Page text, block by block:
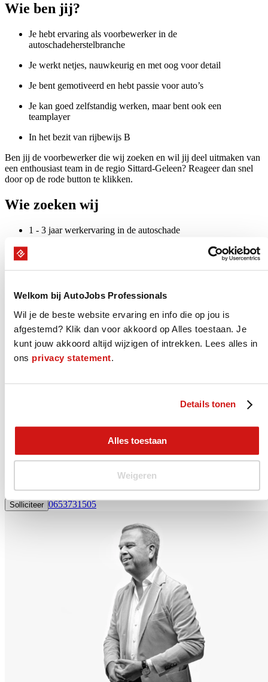
Welkom bij AutoJobs Professionals
Wil je de beste website ervaring en info die op jou is
afgestemd? Klik dan voor akkoord op Alles toestaan. Je
kunt jouw akkoord altijd wijzigen of intrekken. Lees alles in
ons privacy statement.
Details tonen
Alles toestaan
Weigeren
Wie ben jij?
Je hebt ervaring als voorbewerker in de
autoschadeherstelbranche
Je werkt netjes, nauwkeurig en met oog voor detail
Je bent gemotiveerd en hebt passie voor auto’s
Je kan goed zelfstandig werken, maar bent ook een
teamplayer
In het bezit van rijbewijs B
Ben jij de voorbewerker die wij zoeken en wil jij deel uitmaken van
een enthousiast team in de regio Sittard-Geleen? Reageer dan snel
door op de rode button te klikken.
Wie zoeken wij
1 - 3 jaar werkervaring in de autoschade
Jouw arbeidsvoorwaarden
24 vakantiedagen*
8,00% vakantiegeld
goede reiskostenregeling
eventueel gebruik zaakwagen
pensioeninleg 24,9% (70% rekening werkgever!)
mogelijkheid training en opleiding
mogelijkheid deelname fietsplan
We helpen je graag bij het vinden van jouw juiste nieuwe baan. Dat
AutoJobs Professional, je wordt lid van onze Community en laat je
projectmatig detacheren of uitzenden bij onze vaste relaties. Direct
in dienst bij je nieuwe werkgever kan natuurlijk ook. Neem
met ons op of solliciteer direct op deze vacature.
Solliciteer 0653731505